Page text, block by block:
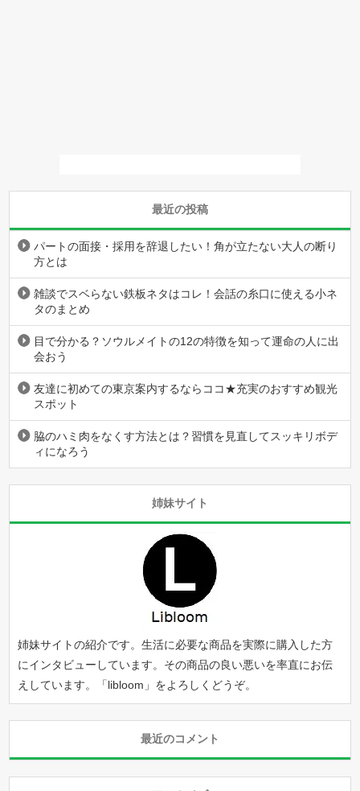
最近の投稿
パートの面接・採用を辞退したい！角が立たない大人の断り
方とは
雑談でスベらない鉄板ネタはコレ！会話の糸口に使える小ネ
タのまとめ
目で分かる？ソウルメイトの12の特徴を知って運命の人に出
会おう
友達に初めての東京案内するならココ★充実のおすすめ観光
スポット
脇のハミ肉をなくす方法とは？習慣を見直してスッキリボデ
ィになろう
姉妹サイト
姉妹サイトの紹介です。生活に必要な商品を実際に購入した方
にインタビューしています。その商品の良い悪いを率直にお伝
えしています。「libloom 」をよろしくどうぞ。
最近のコメント